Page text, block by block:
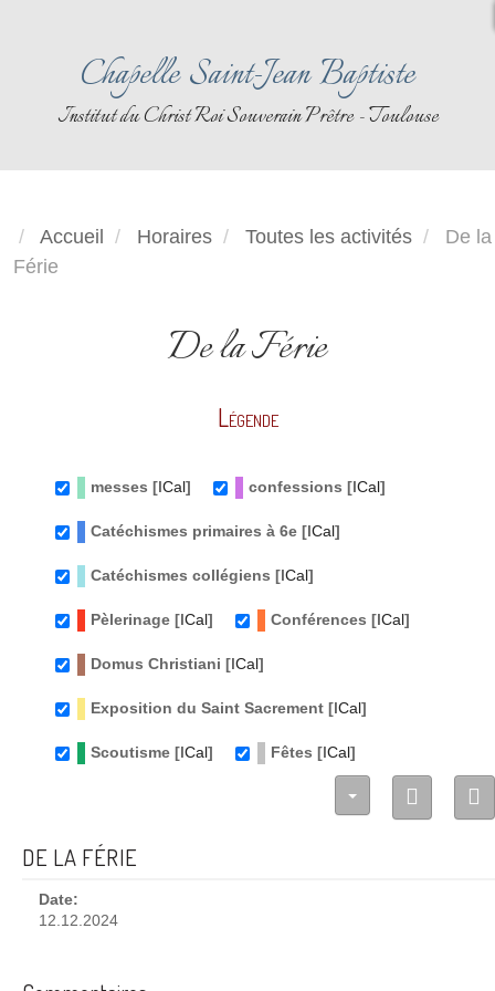
Chapelle Saint-Jean Baptiste
Institut du Christ Roi Souverain Prêtre - Toulouse
Accueil Horaires Toutes les activités
De la
Férie
De la Férie
Légende
messes [ ICal ] confessions [ ICal ]
Catéchismes primaires à 6e [ ICal ]
Catéchismes collégiens [ ICal ]
Pèlerinage [ ICal ] Conférences [ ICal ]
Domus Christiani [ ICal ]
Exposition du Saint Sacrement [ ICal ]
Scoutisme [ ICal ] Fêtes [ ICal ]
DE LA FÉRIE
Date:
12.12.2024